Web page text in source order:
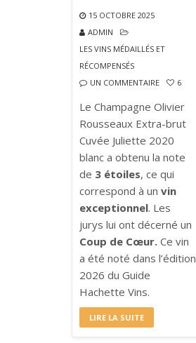
15 OCTOBRE 2025
ADMIN
LES VINS MÉDAILLÉS ET
RÉCOMPENSÉS
UN COMMENTAIRE
6
Le Champagne Olivier
Rousseaux Extra-brut
Cuvée Juliette 2020
blanc a obtenu la note
de 3 étoiles, ce qui
correspond à un vin
exceptionnel. Les
jurys lui ont décerné un
Coup de Cœur. Ce vin
a été noté dans l’édition
2026 du Guide
Hachette Vins.
LIRE LA SUITE